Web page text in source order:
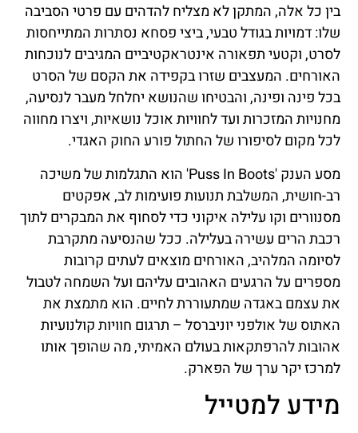
בין כל אלה, המתקן לא מצליח להדהים עם פרטי הסביבה
שלו: דמויות בגודל טבעי, ביצי פסחא נסתרות המתייחסות
לסרט, וקטעי תפאורה אינטראקטיביים המגיבים לנוכחות
האורחים. המעצבים שזרו בקפידה את הקסם של הסרט
בכל פינה ופינה, והבטיחו שהנושא יחלחל מעבר לנסיעה,
מחנויות המזכרות ועד לחוויות אוכל נושאיות, ויצרו מחווה
לכל מקום לסיפורו של החתול פורע החוק האגדי.
מסע הענק 'Puss In Boots' הוא התגלמות של משיכה
רב-חושית, המשלבת תנועות פועימות לב, אפקטים
מסנוורים וקו עלילה איקוני כדי לסחוף את המבקרים לתוך
רכבת הרים עשירה בעלילה. ככל שהנסיעה מתקרבת
לסיומה המלהיב, האורחים מוצאים לעתים קרובות
מספרים על הרגעים האהובים עליהם ועל השמחה לטבול
את עצמם באגדה שמתעוררת לחיים. הוא מתמצת את
האתוס של אולפני יוניברסל – תרגום חוויות קולנועיות
אהובות להרפתקאות בעולם האמיתי, מה שהופך אותו
למרכז יקר ערך של הפארק.
מידע למטייל